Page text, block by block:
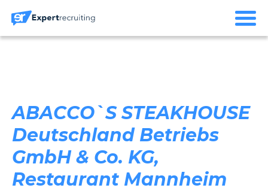
ABACCO`S STEAKHOUSE
Deutschland Betriebs
GmbH & Co. KG,
Restaurant Mannheim